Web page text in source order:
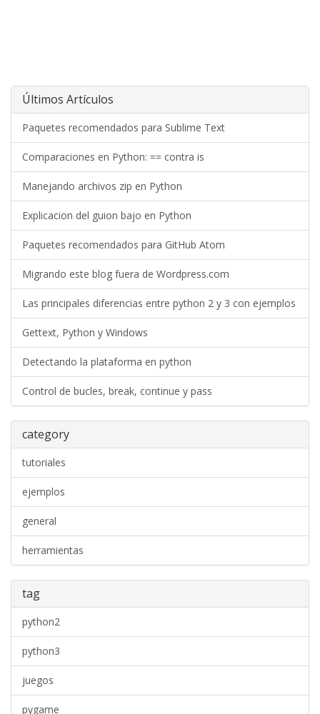
Últimos Artículos
Paquetes recomendados para Sublime Text
Comparaciones en Python: == contra is
Manejando archivos zip en Python
Explicacion del guion bajo en Python
Paquetes recomendados para GitHub Atom
Migrando este blog fuera de Wordpress.com
Las principales diferencias entre python 2 y 3 con ejemplos
Gettext, Python y Windows
Detectando la plataforma en python
Control de bucles, break, continue y pass
category
tutoriales
ejemplos
general
herramientas
tag
python2
python3
juegos
pygame